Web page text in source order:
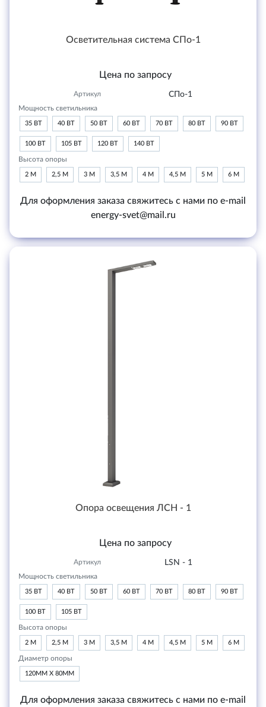
Осветительная система СПо-1
Цена по запросу
Артикул СПо-1
Мощность светильника
35 ВТ 40 ВТ 50 ВТ 60 ВТ 70 ВТ 80 ВТ 90 ВТ
100 ВТ 105 ВТ 120 ВТ 140 ВТ
Высота опоры
2 М 2,5 М 3 М 3,5 М 4 М 4,5 М 5 М 6 М
Для оформления заказа свяжитесь с нами по e-mail
energy-svet@mail.ru
Опора освещения ЛСН - 1
Цена по запросу
Артикул LSN - 1
Мощность светильника
35 ВТ 40 ВТ 50 ВТ 60 ВТ 70 ВТ 80 ВТ 90 ВТ
100 ВТ 105 ВТ
Высота опоры
2 М 2,5 М 3 М 3,5 М 4 М 4,5 М 5 М 6 М
Диаметр опоры
120ММ Х 80ММ
Для оформления заказа свяжитесь с нами по e-mail